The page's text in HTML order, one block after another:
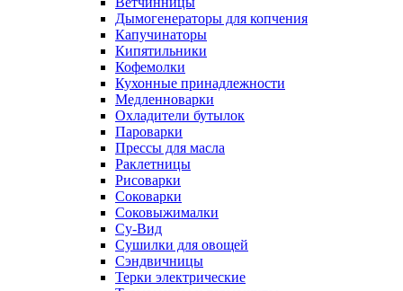
Дымогенераторы для копчения
Капучинаторы
Кипятильники
Кофемолки
Кухонные принадлежности
Медленноварки
Охладители бутылок
Пароварки
Прессы для масла
Раклетницы
Рисоварки
Соковарки
Соковыжималки
Су-Вид
Сушилки для овощей
Сэндвичницы
Терки электрические